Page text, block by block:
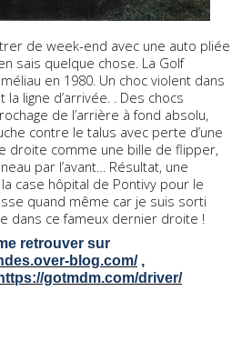
de week-end avec une auto pliée
sais quelque chose. La Golf
en 1980. Un choc violent dans
ligne d’arrivée. . Des chocs
de l’arrière à fond absolu,
contre le talus avec perte d’une
droite comme une bille de flipper,
par l’avant… Résultat, une
case hôpital de Pontivy pour le
quand même car je suis sorti
dans ce fameux dernier droite !
retrouver sur
blog.com/ ,
https://gotmdm.com/driver/